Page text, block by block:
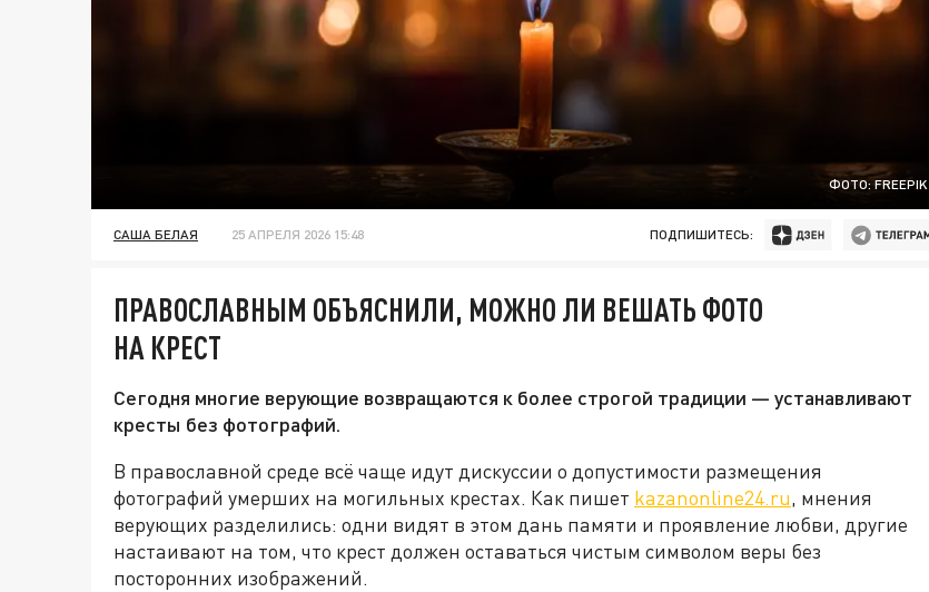
ФОТО: FREEPIK
САША БЕЛАЯ 25 АПРЕЛЯ 2026 15:48 ПОДПИШИТЕСЬ:
ПРАВОСЛАВНЫМ ОБЪЯСНИЛИ, МОЖНО ЛИ ВЕШАТЬ ФОТО
НА КРЕСТ
Сегодня многие верующие возвращаются к более строгой традиции — устанавливают
кресты без фотографий.
В православной среде всё чаще идут дискуссии о допустимости размещения
фотографий умерших на могильных крестах. Как пишет kazanonline24.ru, мнения
верующих разделились: одни видят в этом дань памяти и проявление любви, другие
настаивают на том, что крест должен оставаться чистым символом веры без
посторонних изображений.